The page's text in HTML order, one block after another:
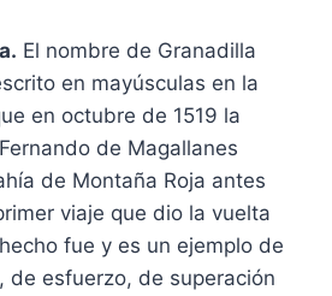
El nombre de Granadilla
en mayúsculas en la
en octubre de 1519 la
de Magallanes
de Montaña Roja antes
viaje que dio la vuelta
fue y es un ejemplo de
de esfuerzo, de superación